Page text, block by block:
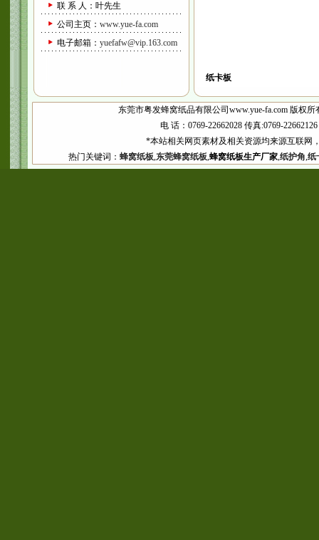
联 系 人：叶先生
公司主页： www.yue-fa.com
电子邮箱： yuefafw@vip.163.com
纸卡板
东莞市粤发蜂窝纸品有限公司www.yue-fa.com 版权
电 话：0769-22662028 传真:0769-
*本站相关网页素材及相关资源均来源互联网
热门关键词： 蜂窝纸板,东莞蜂窝纸板,蜂窝纸板生产厂家,纸护角,纸